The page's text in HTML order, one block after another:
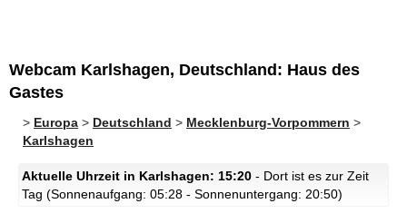
Webcam Karlshagen, Deutschland: Haus des
Gastes
> Europa > Deutschland > Mecklenburg-Vorpommern >
Karlshagen
Aktuelle Uhrzeit in Karlshagen: 15:20 - Dort ist es zur Zeit
Tag (Sonnenaufgang: 05:28 - Sonnenuntergang: 20:50)